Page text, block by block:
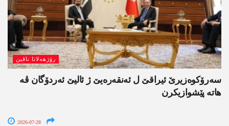
رۆژھەلاتا ناڤین
سەرۆکوەزیرێ ئیراقێ ل ئەنقەرەیێ ژ ئالیێ ئەردۆگان ڤە
ھاتە پێشوازیکرن
2026-07-28